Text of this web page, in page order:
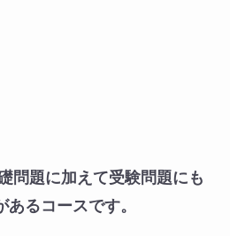
問題に加えて受験問題にも
るコースです。